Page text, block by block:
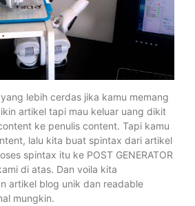
lebih cerdas jika kamu memang
artikel tapi mau keluar uang dikit
ke penulis content. Tapi kamu
lalu kita buat spintax dari artikel
spintax itu ke POST GENERATOR
di atas. Dan voila kita
artikel blog unik dan readable
mungkin.